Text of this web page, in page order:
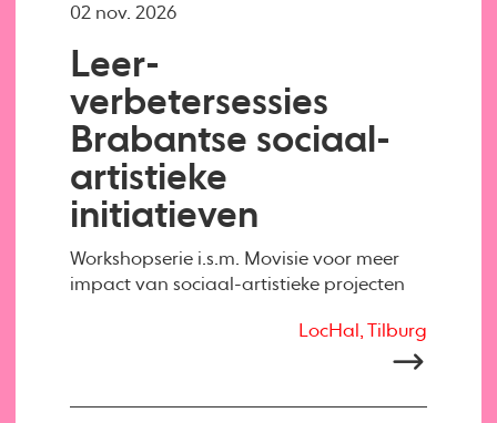
Leer-
verbetersessies
Brabantse sociaal-
artistieke
initiatieven
Workshopserie i.s.m. Movisie voor meer
impact van sociaal-artistieke projecten
02 nov. 2026
LocHal, Tilburg